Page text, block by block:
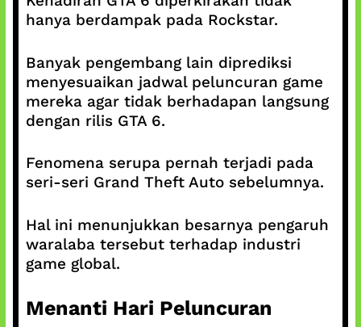
hanya berdampak pada Rockstar.
Banyak pengembang lain diprediksi
menyesuaikan jadwal peluncuran game
mereka agar tidak berhadapan langsung
dengan rilis GTA 6.
Fenomena serupa pernah terjadi pada
seri-seri Grand Theft Auto sebelumnya.
Hal ini menunjukkan besarnya pengaruh
waralaba tersebut terhadap industri
game global.
Menanti Hari Peluncuran